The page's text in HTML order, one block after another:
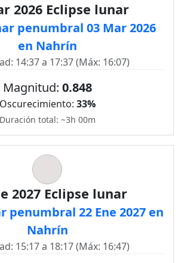
2026 Eclipse lunar
penumbral 03 Mar 2026
en Nahrín
14:37 a 17:37 (Máx: 16:07)
Magnitud: 0.848
Oscurecimiento: 33%
Duración total: ~3h 00m
2027 Eclipse lunar
penumbral 22 Ene 2027 en
Nahrín
15:17 a 18:17 (Máx: 16:47)